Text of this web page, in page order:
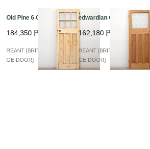
Old Pine 6 Glass
184,350 円
REANT [BRITISH VINTA
GE DOOR]
edwardian Old Pine
162,180 円
REANT [BRITISH VINTA
GE DOOR]